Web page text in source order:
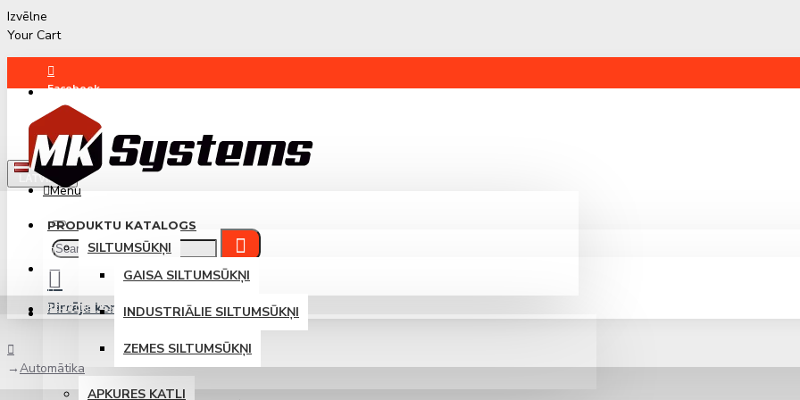
Izvēlne
Your Cart
Facebook
Instagram
LATVIEŠU
Pircēja kontsPieteikties / Reģistrēties
Menu
PRODUKTU KATALOGS
SILTUMSŪKŅI
GAISA SILTUMSŪKŅI
INDUSTRIĀLIE SILTUMSŪKŅI
ZEMES SILTUMSŪKŅI
APKURES KATLI
REĢISTRĒTIES
Automātika